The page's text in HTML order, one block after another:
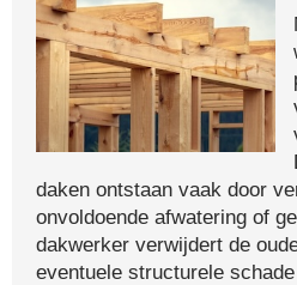
daken ontstaan vaak door
onvoldoende afwatering of
dakwerker verwijdert de
eventuele structurele